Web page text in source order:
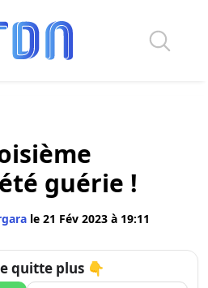
guérie !
le 21 Fév 2023 à 19:11
quitte plus 👇